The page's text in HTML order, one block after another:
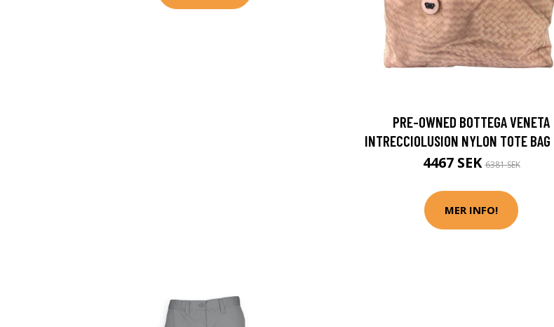
PRE-OWNED BOTTEGA VENETA
INTRECCIOLUSION NYLON TOTE
4467 SEK6381 SEK
MER INFO!